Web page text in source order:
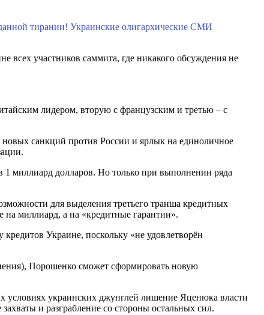
тирании! Украинские олигархические СМИ
всех участников саммита, где никакого обсуждения не
лидером, вторую с французским и третью – с
санкций против России и ярлык на единоличное
миллиард долларов. Но только при выполнении ряда
для выделения третьего транша кредитных
миллиард, а на «кредитные гарантии».
Украине, поскольку «не удовлетворён
Порошенко сможет сформировать новую
условиях украинских джунглей лишение Яценюка власти
и разграбление со стороны остальных сил.